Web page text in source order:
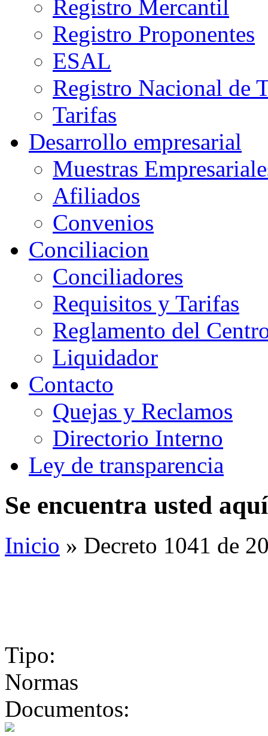
Registro Mercantil
Registro Proponentes
ESAL
Registro Nacional de
Tarifas
Desarrollo empresarial
Muestras
Afiliados
Convenios
Conciliacion
Conciliadores
Requisitos y Tarifas
Reglamento del
Liquidador
Contacto
Quejas y Reclamos
Directorio Interno
Ley de transparencia
Se encuentra usted aquí
Inicio » Decreto 1041 de
Tipo:
Normas
Documentos: